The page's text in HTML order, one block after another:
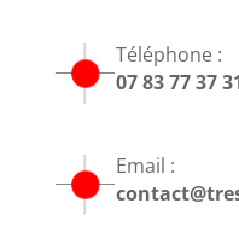
Téléphone :
07 83 77 37
Email :